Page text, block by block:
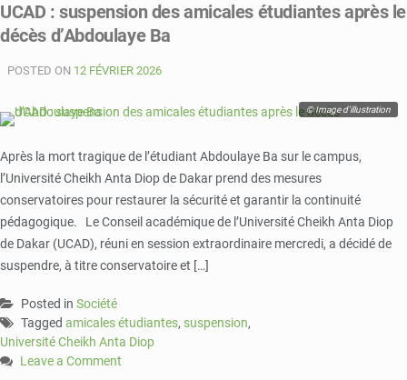
l’étudiant
Abdoulaye
à
:
agents
COUD
inculpés,
leurs
collègues
dénoncent
décision
injustifiée
UCAD : suspension des amicales étudiantes après le
décès d’Abdoulaye Ba
POSTED ON 12 FÉVRIER 2026
© Image d'illustration
Après la mort tragique de l’étudiant Abdoulaye Ba sur le campus,
l’Université Cheikh Anta Diop de Dakar prend des mesures
conservatoires pour restaurer la sécurité et garantir la continuité
pédagogique. Le Conseil académique de l’Université Cheikh Anta Diop
de Dakar (UCAD), réuni en session extraordinaire mercredi, a décidé de
suspendre, à titre conservatoire et […]
Posted in Société
Tagged amicales étudiantes, suspension,
Université Cheikh Anta Diop
Leave a Comment